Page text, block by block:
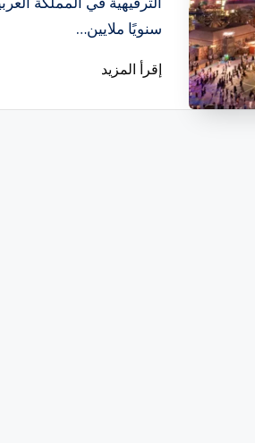
سنويًا ملايين…
إقرأ المزيد